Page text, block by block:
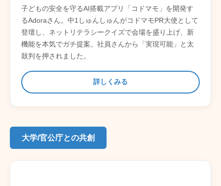
子どもの安全を守るAI搭載アプリ「コドマモ」を開発す
るAdoraさん。中1しゅんしゅんがコドマモPR大使として
登壇し、ネットリテラシークイズで会場を盛り上げ、新
機能を本気でガチ提案。社員さんから「実現可能」と太
鼓判を押されました。
詳しくみる
大学/官公庁との共創